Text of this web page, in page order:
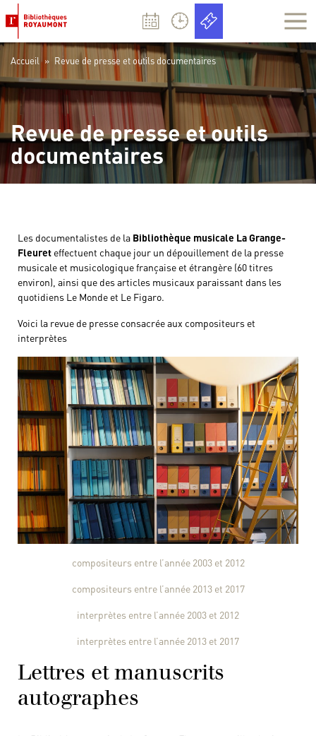
Accueil » Revue de presse et outils documentaires
Revue de presse et outils
documentaires
Les documentalistes de la Bibliothèque musicale La Grange-
Fleuret effectuent chaque jour un dépouillement de la presse
musicale et musicologique française et étrangère (60 titres
environ), ainsi que des articles musicaux paraissant dans les
quotidiens Le Monde et Le Figaro.
Voici la revue de presse consacrée aux compositeurs et
interprètes
compositeurs entre l’année 2003 et 2012
compositeurs entre l’année 2013 et 2017
interprètes entre l’année 2003 et 2012
interprètes entre l’année 2013 et 2017
Lettres et manuscrits
autographes
Panneau de gestion des cookies